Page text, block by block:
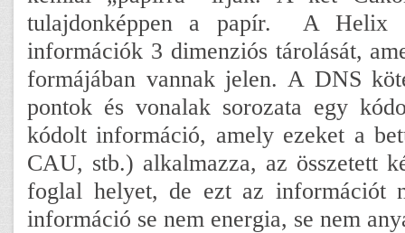
tulajdonképpen a papír. A Helix
információk 3 dimenziós tárolását,
formájában vannak jelen. A DNS
pontok és vonalak sorozata egy
kódolt információ, amely ezeket a
CAU, stb.) alkalmazza, az összetett
foglal helyet, de ezt az információt
információ se nem energia, se nem